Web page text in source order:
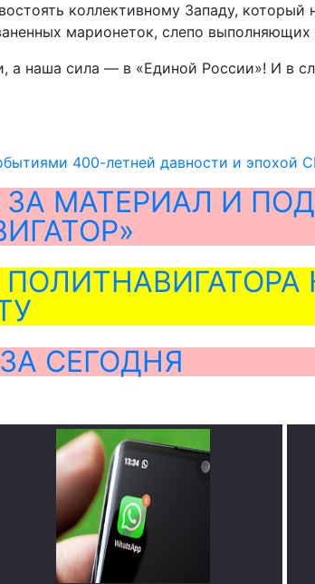
коллективному Западу, который
марионеток, слепо выполняющих
а наша сила — в «Единой России»! И в
400-летней давности и эпохой
МАТЕРИАЛ И
СЕГОДНЯ